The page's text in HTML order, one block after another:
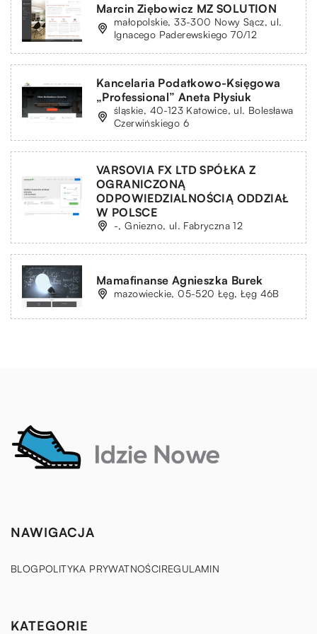
Marcin Ziębowicz MZ SOLUTION
małopolskie, 33-300 Nowy Sącz, ul.
Ignacego Paderewskiego 70/12
Kancelaria Podatkowo-Księgowa
„Professional” Aneta Płysiuk
śląskie, 40-123 Katowice, ul. Bolesława
Czerwińskiego 6
VARSOVIA FX LTD SPÓŁKA Z
OGRANICZONĄ
ODPOWIEDZIALNOŚCIĄ ODDZIAŁ
W POLSCE
-, Gniezno, ul. Fabryczna 12
Mamafinanse Agnieszka Burek
mazowieckie, 05-520 Łęg, Łęg 46B
NAWIGACJA
BLOGPOLITYKA PRYWATNOŚCIREGULAMIN
KATEGORIE